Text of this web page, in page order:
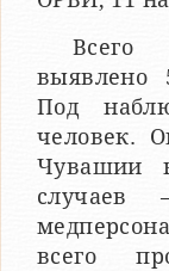
Всего
выявлено
Под
человек.
Чувашии
всего